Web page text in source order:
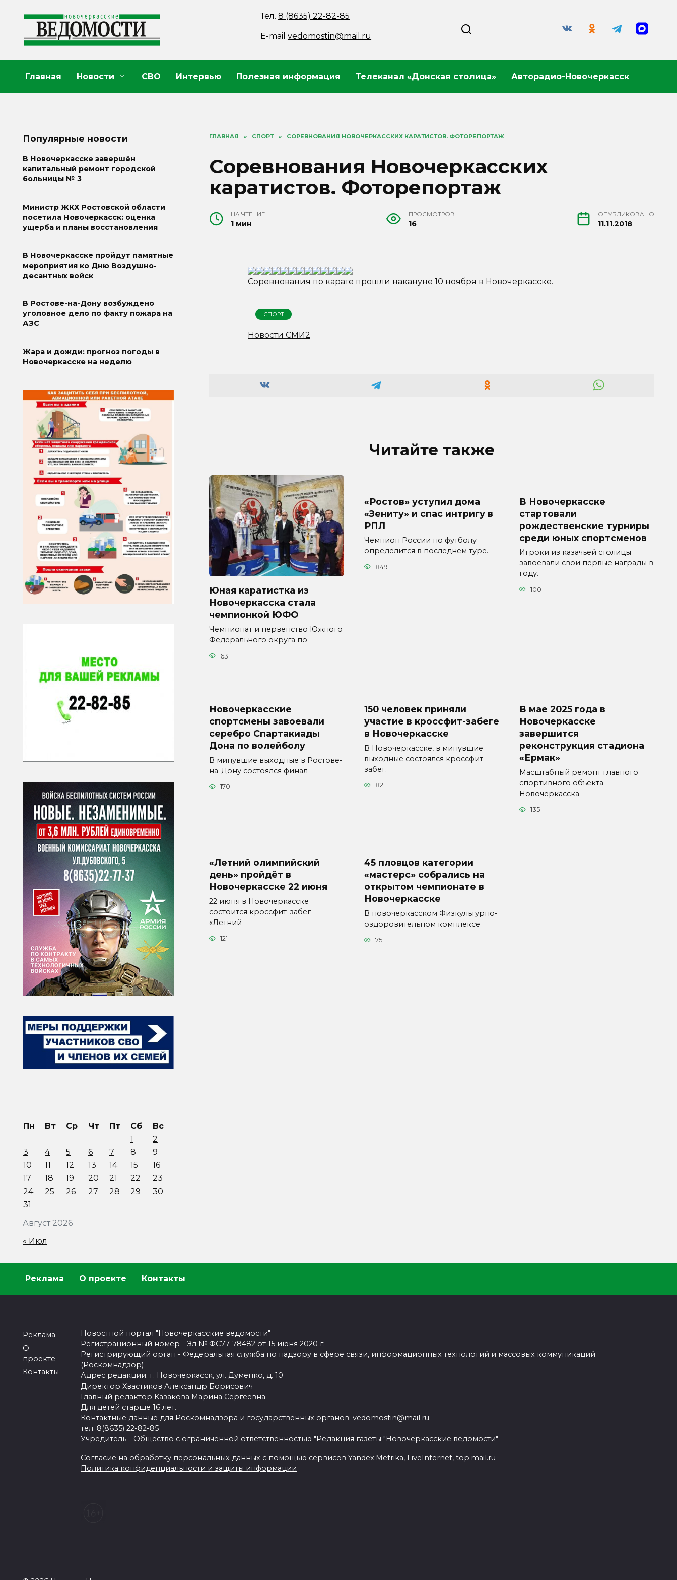
содержанию
Тел.8 (8635) 22-82-85
E-mailvedomostin@mail.ru
Главная Новости СВО Интервью Полезная информация Телеканал «Донская столица» Авторадио-Новочеркасск
ГЛАВНАЯ » СПОРТ » СОРЕВНОВАНИЯ НОВОЧЕРКАССКИХ КАРАТИСТОВ. ФОТОРЕПОРТАЖ
Соревнования Новочеркасских
каратистов. Фоторепортаж
НА ЧТЕНИЕ
1 мин
ПРОСМОТРОВ
16
ОПУБЛИКОВАНО
11.11.2018
Соревнования по карате прошли накануне 10 ноября в Новочеркасске.
СПОРТ
Новости СМИ2
Читайте также
Юная каратистка из
Новочеркасска стала
чемпионкой ЮФО
Чемпионат и первенство Южного
Федерального округа по
63
«Ростов» уступил дома
«Зениту» и спас интригу в
РПЛ
Чемпион России по футболу
определится в последнем туре.
849
В Новочеркасске
стартовали
рождественские турниры
среди юных спортсменов
Игроки из казачьей столицы
завоевали свои первые награды в
году.
100
Новочеркасские
спортсмены завоевали
серебро Спартакиады
Дона по волейболу
В минувшие выходные в Ростове-
на-Дону состоялся финал
170
150 человек приняли
участие в кроссфит-забеге
в Новочеркасске
В Новочеркасске, в минувшие
выходные состоялся кроссфит-
забег.
82
В мае 2025 года в
Новочеркасске
завершится
реконструкция стадиона
«Ермак»
Масштабный ремонт главного
спортивного объекта
Новочеркасска
135
«Летний олимпийский
день» пройдёт в
Новочеркасске 22 июня
22 июня в Новочеркасске
состоится кроссфит-забег
«Летний
121
45 пловцов категории
«мастерс» собрались на
открытом чемпионате в
Новочеркасске
В новочеркасском Физкультурно-
оздоровительном комплексе
75
Популярные новости
В Новочеркасске завершён
капитальный ремонт городской
больницы № 3
Министр ЖКХ Ростовской области
посетила Новочеркасск: оценка
ущерба и планы восстановления
В Новочеркасске пройдут памятные
мероприятия ко Дню Воздушно-
десантных войск
В Ростове-на-Дону возбуждено
уголовное дело по факту пожара на
АЗС
Жара и дожди: прогноз погоды в
Новочеркасске на неделю
Август 2026
Пн Вт Ср Чт Пт Сб
Вс
1
2
3
4 5 6 7 8
9
10
11 12 13 14 15
16
17
18 19 20 21 22
23
24
25 26 27 28 29
30
31
« Июл
Реклама О проекте Контакты
Реклама
О
проекте
Контакты
Новостной портал "Новочеркасские ведомости"
Регистрационный номер - Эл № ФС77-78482 от 15 июня 2020 г.
Регистрирующий орган - Федеральная служба по надзору в сфере связи, информационных технологий и массовых коммуникаций
(Роскомнадзор)
Адрес редакции: г. Новочеркасск, ул. Думенко, д. 10
Директор Хвастиков Александр Борисович
Главный редактор Казакова Марина Сергеевна
Для детей старше 16 лет.
Контактные данные для Роскомнадзора и государственных органов:vedomostin@mail.ru
тел. 8(8635) 22-82-85
Учредитель - Общество с ограниченной ответственностью "Редакция газеты "Новочеркасские ведомости"
Согласие на обработку персональных данных с помощью сервисов Yandex.Metrika, LiveInternet, top.mail.ru
Политика конфиденциальности и защиты информации